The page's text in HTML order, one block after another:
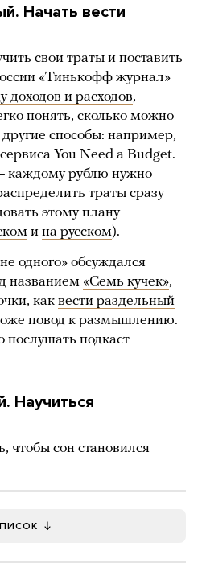
Начать вести
свои траты и поставить
«Тинькофф журнал»
доходов и расходов,
понять, сколько можно
способы: например,
You Need a Budget.
каждому рублю нужно
траты сразу
этому плану
и на русском).
одного» обсуждался
названием «Семь кучек»,
как вести раздельный
повод к размышлению.
подкаст
Научиться
чтобы сон становился